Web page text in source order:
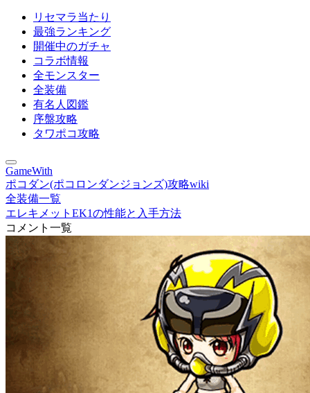
リセマラ当たり
最強ランキング
開催中のガチャ
コラボ情報
全モンスター
全装備
有名人図鑑
序盤攻略
タワポコ攻略
GameWith
ポコダン(ポコロンダンジョンズ)攻略wiki
全装備一覧
エレキメットEK1の性能と入手方法
コメント一覧